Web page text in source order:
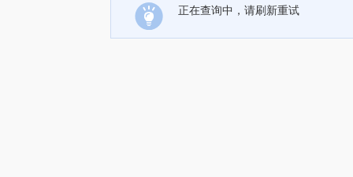
正在查询中，请刷新重试